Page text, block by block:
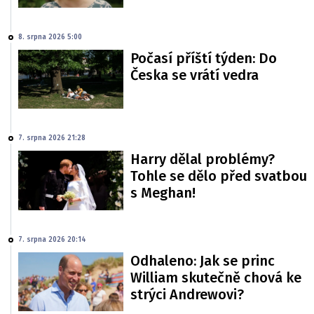
8. srpna 2026 5:00
Počasí příští týden: Do
Česka se vrátí vedra
7. srpna 2026 21:28
Harry dělal problémy?
Tohle se dělo před svatbou
s Meghan!
7. srpna 2026 20:14
Odhaleno: Jak se princ
William skutečně chová ke
strýci Andrewovi?